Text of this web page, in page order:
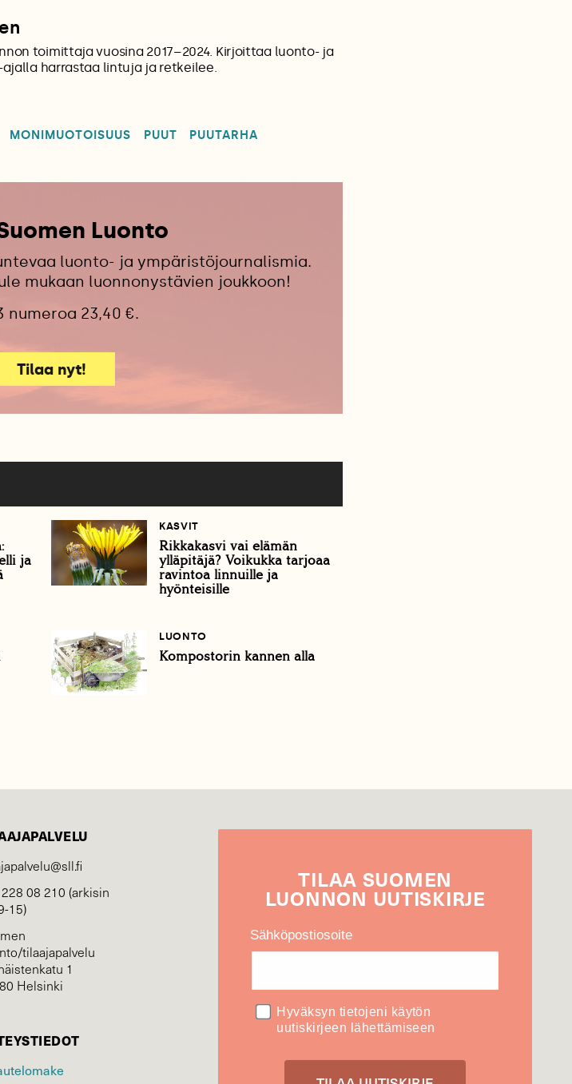
toimittaja vuosina 2017–2024. Kirjoittaa luonto- ja
harrastaa lintuja ja retkeilee.
MONIMUOTOISUUS PUUT PUUTARHA
Luonto
luonto- ja ympäristöjournalismia.
mukaan luonnonystävien joukkoon!
numeroa 23,40 €.
Tilaa nyt!
ja
KASVIT
Rikkakasvi vai elämän
ylläpitäjä? Voikukka tarjoaa
ravintoa linnuille ja
hyönteisille
LUONTO
Kompostorin kannen alla
228 08 210 (arkisin
15)
tilaajapalvelu
1
Helsinki
TILAA SUOMEN
LUONNON UUTIS­KIRJE
Sähköpostiosoite
Hyväksyn tietojeni käytön
uutiskirjeen lähettämiseen